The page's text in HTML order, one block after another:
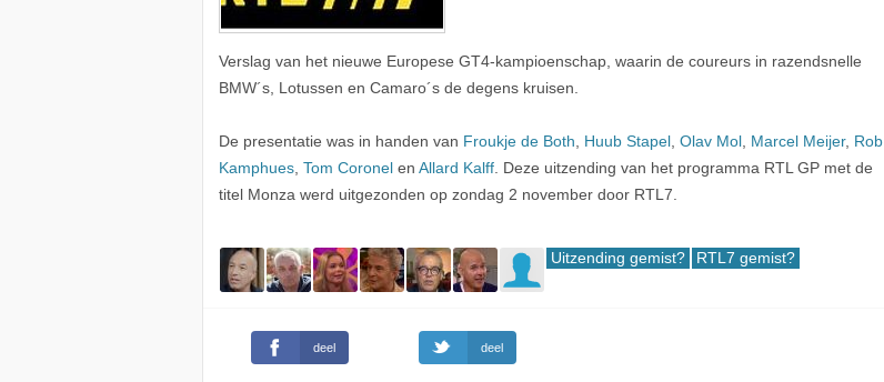
Verslag van het nieuwe Europese GT4-kampioenschap, waarin de coureurs in razendsnelle
BMW´s, Lotussen en Camaro´s de degens kruisen.
De presentatie was in handen van Froukje de Both Huub Stapel Olav Mol Marcel Meijer, Rob
Kamphues Tom Coronel en Allard Kalff . Deze uitzending van het programma RTL GP met de
titel Monza werd uitgezonden op zondag 2 november door RTL7.
Uitzending gemist? RTL7 gemist?
deel deel